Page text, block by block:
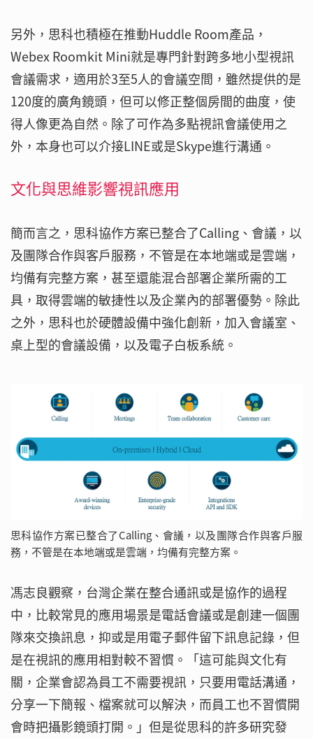
另外，思科也積極在推動Huddle Room產品，
Webex Roomkit Mini就是專門針對跨多地小型視訊
會議需求，適用於3至5人的會議空間，雖然提供的是
120度的廣角鏡頭，但可以修正整個房間的曲度，使
得人像更為自然。除了可作為多點視訊會議使用之
外，本身也可以介接LINE或是Skype進行溝通。
文化與思維影響視訊應用
簡而言之，思科協作方案已整合了Calling、會議，以
及團隊合作與客戶服務，不管是在本地端或是雲端，
均備有完整方案，甚至還能混合部署企業所需的工
具，取得雲端的敏捷性以及企業內的部署優勢。除此
之外，思科也於硬體設備中強化創新，加入會議室、
桌上型的會議設備，以及電子白板系統。
思科協作方案已整合了Calling、會議，以及團隊合作與客戶服
務，不管是在本地端或是雲端，均備有完整方案。
馮志良觀察，台灣企業在整合通訊或是協作的過程
中，比較常見的應用場景是電話會議或是創建一個團
隊來交換訊息，抑或是用電子郵件留下訊息記錄，但
是在視訊的應用相對較不習慣。「這可能與文化有
關，企業會認為員工不需要視訊，只要用電話溝通，
分享一下簡報、檔案就可以解決，而員工也不習慣開
會時把攝影鏡頭打開。」但是從思科的許多研究發